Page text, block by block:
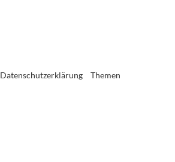
Datenschutzerklärung Themen